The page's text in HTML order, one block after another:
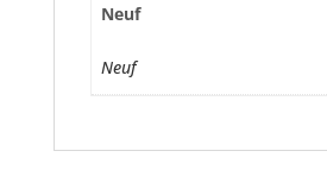
Neuf
Neuf